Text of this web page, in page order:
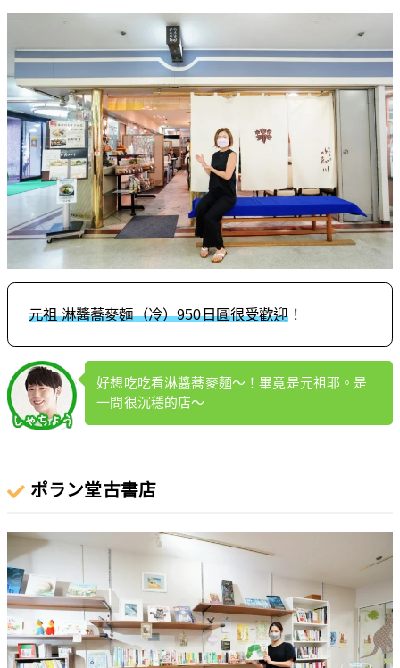
元祖 淋醬蕎麥麵（冷）950日圓很受歡迎！
好想吃吃看淋醬蕎麥麵～！畢竟是元祖耶。是
一間很沉穩的店～
ポラン堂古書店